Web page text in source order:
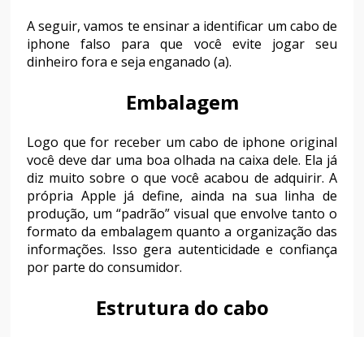
A seguir, vamos te ensinar a identificar um cabo de
iphone falso para que você evite jogar seu
dinheiro fora e seja enganado (a).
Embalagem
Logo que for receber um cabo de iphone original
você deve dar uma boa olhada na caixa dele. Ela já
diz muito sobre o que você acabou de adquirir. A
própria Apple já define, ainda na sua linha de
produção, um “padrão” visual que envolve tanto o
formato da embalagem quanto a organização das
informações. Isso gera autenticidade e confiança
por parte do consumidor.
Estrutura do cabo